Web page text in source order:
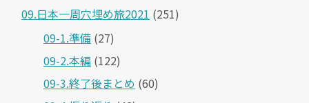
09.日本一周穴埋め旅2021 (251)
09-1.準備 (27)
09-2.本編 (122)
09-3.終了後まとめ (60)